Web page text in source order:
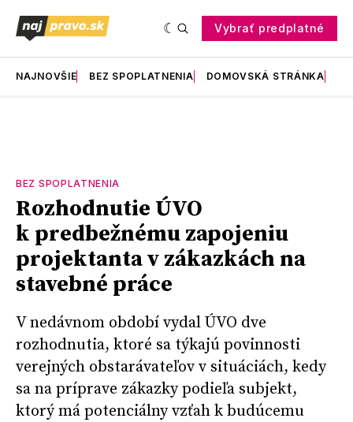
Vybrať predplatné
NAJNOVŠIE BEZ SPOPLATNENIA DOMOVSKÁ STRÁNKA
BEZ SPOPLATNENIA
Rozhodnutie ÚVO
k predbežnému zapojeniu
projektanta v zákazkách na
stavebné práce
V nedávnom období vydal ÚVO dve
rozhodnutia, ktoré sa týkajú povinnosti
verejných obstarávateľov v situáciách, kedy
sa na príprave zákazky podieľa subjekt,
ktorý má potenciálny vzťah k budúcemu